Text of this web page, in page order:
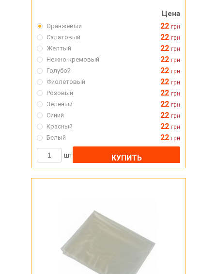
Цена
Оранжевый 22 грн
Салатовый 22 грн
Желтый 22 грн
Нежно-кремовый 22 грн
Голубой 22 грн
Фиолетовый 22 грн
Розовый 22 грн
Зеленый 22 грн
Синий 22 грн
Красный 22 грн
Белый 22 грн
шт КУПИТЬ